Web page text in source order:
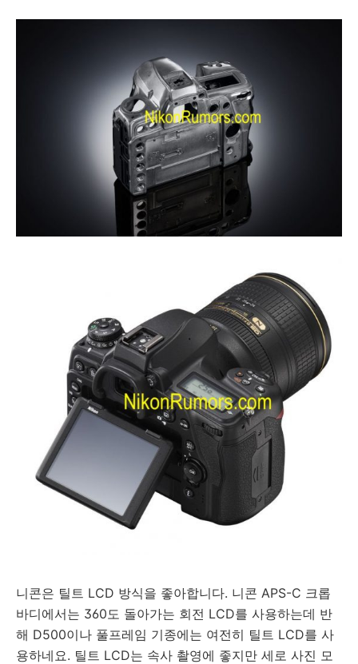
니콘은 틸트 LCD 방식을 좋아합니다. 니콘 APS-C 크롭
바디에서는 360도 돌아가는 회전 LCD를 사용하는데 반
해 D500이나 풀프레임 기종에는 여전히 틸트 LCD를 사
용하네요. 틸트 LCD는 속사 촬영에 좋지만 세로 사진 모